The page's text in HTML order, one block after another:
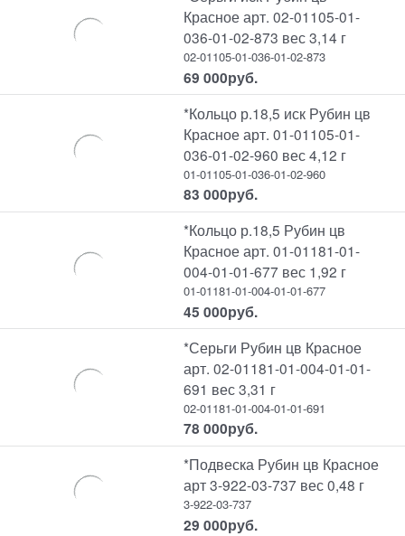
Красное арт. 02-01105-01-
036-01-02-873 вес 3,14 г
02-01105-01-036-01-02-873
69 000руб.
*Кольцо р.18,5 иск Рубин цв
Красное арт. 01-01105-01-
036-01-02-960 вес 4,12 г
01-01105-01-036-01-02-960
83 000руб.
*Кольцо р.18,5 Рубин цв
Красное арт. 01-01181-01-
004-01-01-677 вес 1,92 г
01-01181-01-004-01-01-677
45 000руб.
*Серьги Рубин цв Красное
арт. 02-01181-01-004-01-01-
691 вес 3,31 г
02-01181-01-004-01-01-691
78 000руб.
*Подвеска Рубин цв Красное
арт 3-922-03-737 вес 0,48 г
3-922-03-737
29 000руб.